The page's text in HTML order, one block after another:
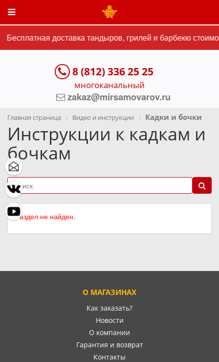
Бесплатная доставка тандыров, грилей и барбекю
8 (812) 336 25 25
многоканальный
zakaz@mirsamovarov.ru
Главная страница Видео и инструкции Кадки и бочки
Инструкции к кадкам и
бочкам
Раздел не найден.
О МАГАЗИНАХ
Как заказать?
Новости
О компании
Гарантия и возврат
Контакты